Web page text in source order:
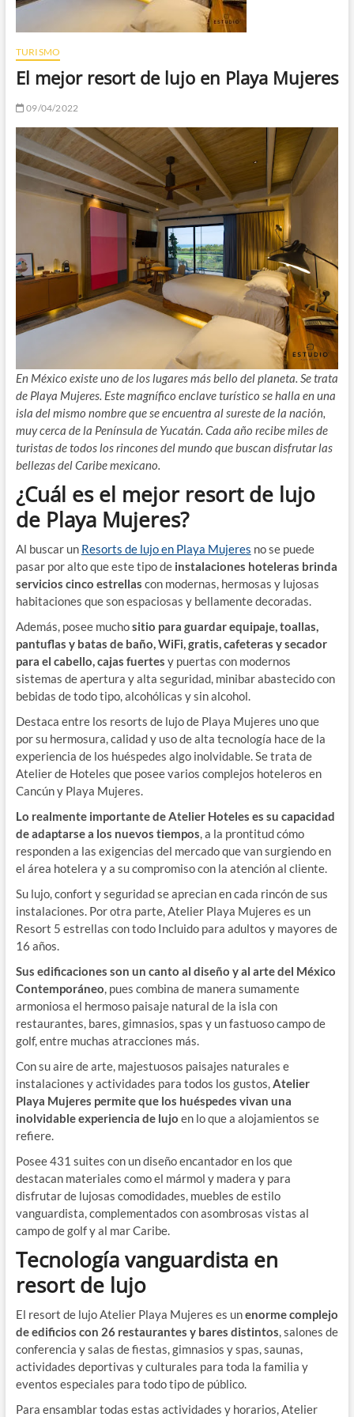
TURISMO
El mejor resort de lujo en Playa Mujeres
09/04/2022
En México existe uno de los lugares más bello del planeta. Se trata
de Playa Mujeres. Este magnífico enclave turístico se halla en una
isla del mismo nombre que se encuentra al sureste de la nación,
muy cerca de la Península de Yucatán. Cada año recibe miles de
turistas de todos los rincones del mundo que buscan disfrutar las
bellezas del Caribe mexicano.
¿Cuál es el mejor resort de lujo
de Playa Mujeres?
Al buscar un Resorts de lujo en Playa Mujeres no se puede
pasar por alto que este tipo de instalaciones hoteleras brinda
servicios cinco estrellas con modernas, hermosas y lujosas
habitaciones que son espaciosas y bellamente decoradas.
Además, posee muchositio para guardar equipaje, toallas,
pantuflas y batas de baño, WiFi, gratis, cafeteras y secador
para el cabello, cajas fuertes y puertas con modernos
sistemas de apertura y alta seguridad, minibar abastecido con
bebidas de todo tipo, alcohólicas y sin alcohol.
Destaca entre los resorts de lujo de Playa Mujeres uno que
por su hermosura, calidad y uso de alta tecnología hace de la
experiencia de los huéspedes algo inolvidable. Se trata de
Atelier de Hoteles que posee varios complejos hoteleros en
Cancún y Playa Mujeres.
Lo realmente importante de Atelier Hoteles es su capacidad
de adaptarse a los nuevos tiempos, a la prontitud cómo
responden a las exigencias del mercado que van surgiendo en
el área hotelera y a su compromiso con la atención al cliente.
Su lujo, confort y seguridad se aprecian en cada rincón de sus
instalaciones. Por otra parte, Atelier Playa Mujeres es un
Resort 5 estrellas con todo Incluido para adultos y mayores de
16 años.
Sus edificaciones son un canto al diseño y al arte del México
Contemporáneo, pues combina de manera sumamente
armoniosa el hermoso paisaje natural de la isla con
restaurantes, bares, gimnasios, spas y un fastuoso campo de
golf, entre muchas atracciones más.
Con su aire de arte, majestuosos paisajes naturales e
instalaciones y actividades para todos los gustos,Atelier
Playa Mujeres permite que los huéspedes vivan una
inolvidable experiencia de lujo en lo que a alojamientos se
refiere.
Posee 431 suites con un diseño encantador en los que
destacan materiales como el mármol y madera y para
disfrutar de lujosas comodidades, muebles de estilo
vanguardista, complementados con asombrosas vistas al
campo de golf y al mar Caribe.
Tecnología vanguardista en
resort de lujo
El resort de lujo Atelier Playa Mujeres es unenorme complejo
de edificios con 26 restaurantes y bares distintos, salones de
conferencia y salas de fiestas, gimnasios y spas, saunas,
actividades deportivas y culturales para toda la familia y
eventos especiales para todo tipo de público.
Para ensamblar todas estas actividades y horarios, Atelier